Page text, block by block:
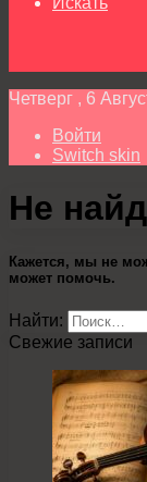
Четверг , 6
Войти
Switch skin
Не
Кажется, мы не
может помочь.
Найти:
Свежие записи